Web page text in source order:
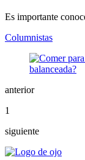
Es importante
Columnistas
anterior
1
siguiente